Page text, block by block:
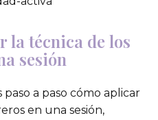
la técnica de los
sesión
a paso cómo aplicar
en una sesión,